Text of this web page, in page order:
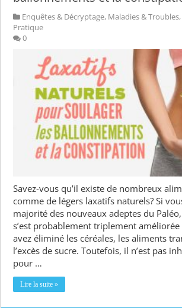
Enquêtes & Décryptage, Maladies & Troubles,
Pratique
0
Savez-vous qu’il existe de nombreux
comme de légers laxatifs naturels? Si
majorité des nouveaux adeptes du
s’est probablement triplement
avez éliminé les céréales, les aliments
l’excès de sucre. Toutefois, il n’est pas
pour …
Lire la suite »